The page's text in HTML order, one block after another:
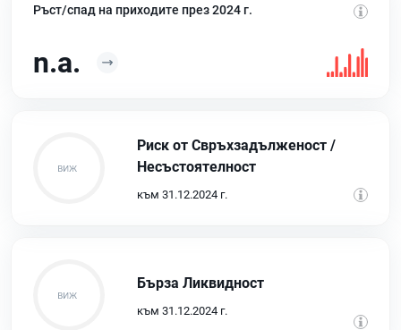
Ръст/спад на приходите през 2024 г.
n.a.
Риск от Свръхзадълженост /
Несъстоятелност
към 31.12.2024 г.
Бърза Ликвидност
към 31.12.2024 г.